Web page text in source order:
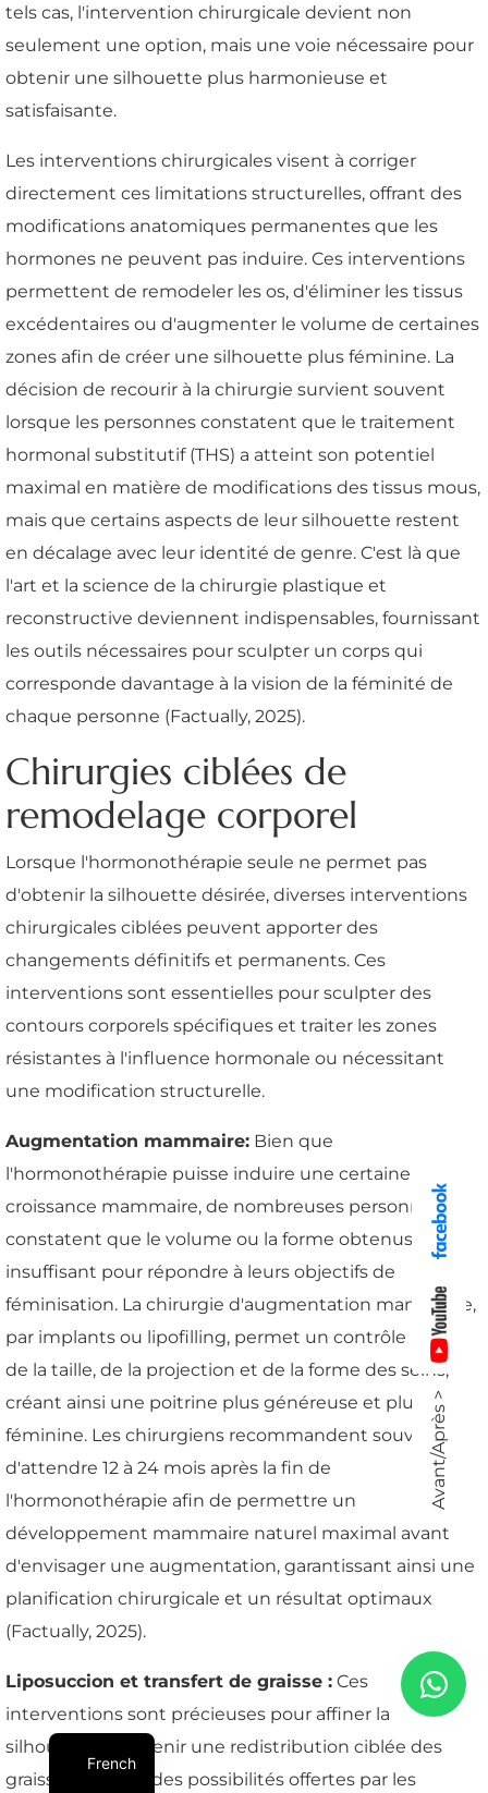
tels cas, l'intervention chirurgicale devient non
seulement une option, mais une voie nécessaire pour
obtenir une silhouette plus harmonieuse et
satisfaisante.
Les interventions chirurgicales visent à corriger
directement ces limitations structurelles, offrant des
modifications anatomiques permanentes que les
hormones ne peuvent pas induire. Ces interventions
permettent de remodeler les os, d'éliminer les tissus
excédentaires ou d'augmenter le volume de certaines
zones afin de créer une silhouette plus féminine. La
décision de recourir à la chirurgie survient souvent
lorsque les personnes constatent que le traitement
hormonal substitutif (THS) a atteint son potentiel
maximal en matière de modifications des tissus mous,
mais que certains aspects de leur silhouette restent
en décalage avec leur identité de genre. C'est là que
l'art et la science de la chirurgie plastique et
reconstructive deviennent indispensables, fournissant
les outils nécessaires pour sculpter un corps qui
corresponde davantage à la vision de la féminité de
chaque personne (Factually, 2025).
Chirurgies ciblées de
remodelage corporel
Lorsque l'hormonothérapie seule ne permet pas
d'obtenir la silhouette désirée, diverses interventions
chirurgicales ciblées peuvent apporter des
changements définitifs et permanents. Ces
interventions sont essentielles pour sculpter des
contours corporels spécifiques et traiter les zones
résistantes à l'influence hormonale ou nécessitant
une modification structurelle.
Augmentation mammaire: Bien que
l'hormonothérapie puisse induire une certaine
croissance mammaire, de nombreuses personnes
constatent que le volume ou la forme obtenus est
insuffisant pour répondre à leurs objectifs de
féminisation. La chirurgie d'augmentation mammaire,
par implants ou lipofilling, permet un contrôle précis
de la taille, de la projection et de la forme des seins,
créant ainsi une poitrine plus généreuse et plus
féminine. Les chirurgiens recommandent souvent
d'attendre 12 à 24 mois après la fin de
l'hormonothérapie afin de permettre un
développement mammaire naturel maximal avant
d'envisager une augmentation, garantissant ainsi une
planification chirurgicale et un résultat optimaux
(Factually, 2025).
Liposuccion et transfert de graisse : Ces
interventions sont précieuses pour affiner la
silhouette et obtenir une redistribution ciblée des
graisses, au-delà des possibilités offertes par les
Avant/Après >
French